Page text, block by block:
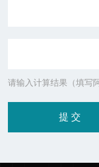
请输入计算结果（填写